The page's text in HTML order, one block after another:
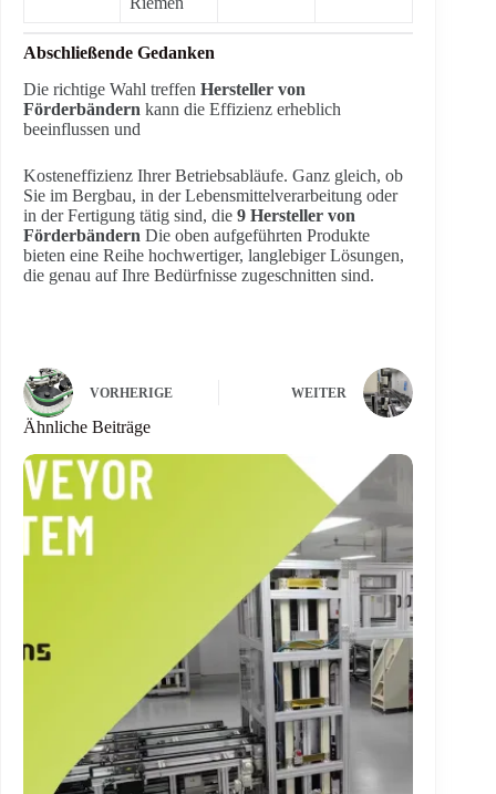
Abschließende Gedanken
Die richtige Wahl treffen Hersteller von
Förderbändern kann die Effizienz erheblich
beeinflussen und
Kosteneffizienz Ihrer Betriebsabläufe. Ganz gleich, ob
Sie im Bergbau, in der Lebensmittelverarbeitung oder
in der Fertigung tätig sind, die 9 Hersteller von
Förderbändern Die oben aufgeführten Produkte
bieten eine Reihe hochwertiger, langlebiger Lösungen,
die genau auf Ihre Bedürfnisse zugeschnitten sind.
VORHERIGE WEITER
Ähnliche Beiträge